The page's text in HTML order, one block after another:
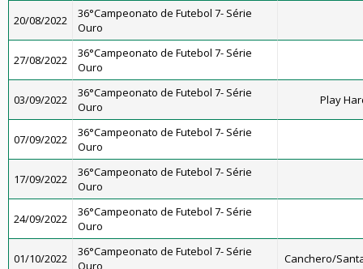
20/08/2022
36°Campeonato de Futebol 7- Série
Ouro
27/08/2022
36°Campeonato de Futebol 7- Série
Ouro
03/09/2022
36°Campeonato de Futebol 7- Série
Ouro
Play
07/09/2022
36°Campeonato de Futebol 7- Série
Ouro
17/09/2022
36°Campeonato de Futebol 7- Série
Ouro
24/09/2022
36°Campeonato de Futebol 7- Série
Ouro
01/10/2022
36°Campeonato de Futebol 7- Série
Ouro
Canchero/